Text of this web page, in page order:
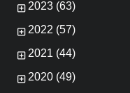
2023 (63)
2022 (57)
2021 (44)
2020 (49)